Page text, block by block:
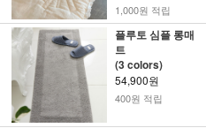
1,000원 적립
플루토 심플 롱매
트
(3 colors)
54,900원
400원 적립